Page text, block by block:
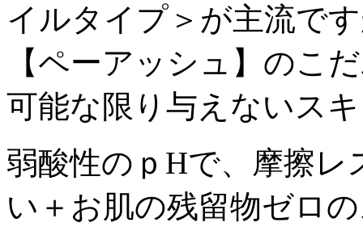
イルタイプ＞が主流で
【ペーアッシュ】のこ
可能な限り与えないス
弱酸性のｐHで、摩擦
い＋お肌の残留物ゼロ